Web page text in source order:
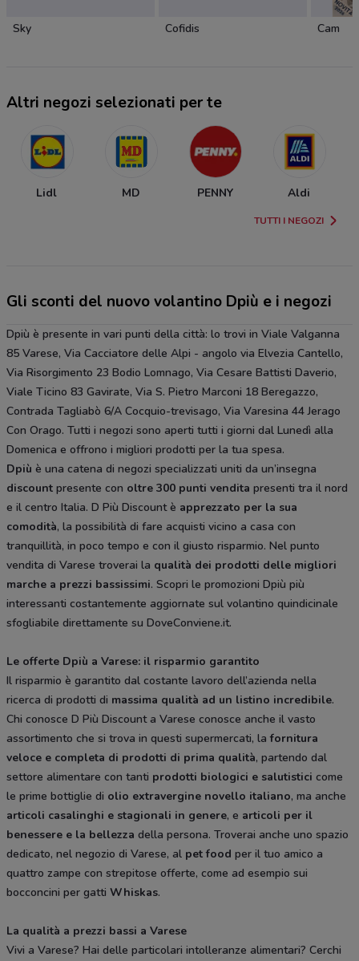
Sky Cofidis Cam
Altri negozi selezionati per te
Lidl MD PENNY Aldi
TUTTI I NEGOZI
Gli sconti del nuovo volantino Dpiù e i negozi
Dpiù è presente in vari punti della città: lo trovi in Viale Valganna
85 Varese, Via Cacciatore delle Alpi - angolo via Elvezia Cantello,
Via Risorgimento 23 Bodio Lomnago, Via Cesare Battisti Daverio,
Viale Ticino 83 Gavirate, Via S. Pietro Marconi 18 Beregazzo,
Contrada Tagliabò 6/A Cocquio-trevisago, Via Varesina 44 Jerago
Con Orago. Tutti i negozi sono aperti tutti i giorni dal Lunedì alla
Domenica e offrono i migliori prodotti per la tua spesa.
Dpiù è una catena di negozi specializzati uniti da un’insegna
discount presente con oltre 300 punti vendita presenti tra il nord
e il centro Italia. D Più Discount è apprezzato per la sua
comodità, la possibilità di fare acquisti vicino a casa con
tranquillità, in poco tempo e con il giusto risparmio. Nel punto
vendita di Varese troverai la qualità dei prodotti delle migliori
marche a prezzi bassissimi. Scopri le promozioni Dpiù più
interessanti costantemente aggiornate sul volantino quindicinale
sfogliabile direttamente su DoveConviene.it.
Le offerte Dpiù a Varese: il risparmio garantito
Il risparmio è garantito dal costante lavoro dell’azienda nella
ricerca di prodotti di massima qualità ad un listino incredibile.
Chi conosce D Più Discount a Varese conosce anche il vasto
assortimento che si trova in questi supermercati, lafornitura
veloce e completa di prodotti di prima qualità, partendo dal
settore alimentare con tanti prodotti biologici e salutistici come
le prime bottiglie di olio extravergine novello italiano, ma anche
articoli casalinghi e stagionali in genere, e articoli per il
benessere e la bellezza della persona. Troverai anche uno spazio
dedicato, nel negozio di Varese, al pet food per il tuo amico a
quattro zampe con strepitose offerte, come ad esempio sui
bocconcini per gatti Whiskas.
La qualità a prezzi bassi a Varese
Vivi a Varese? Hai delle particolari intolleranze alimentari? Cerchi